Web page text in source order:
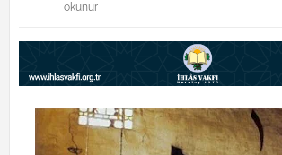
okunur